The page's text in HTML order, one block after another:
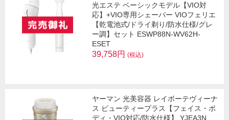
光エステ ベーシックモデル【VIO対
応】+VIO専用シェーバー VIOフェリエ
【乾電池式/ドライ剃り/防水仕様/グレ
ー調】セット ESWP88N-WV62H-
ESET
39,758円 (税込)
ヤーマン 光美容器 レイボーテヴィーナ
ス ビューティープラス【フェイス・ボ
ディ・VIO対応/防水仕様】 YJEA3N